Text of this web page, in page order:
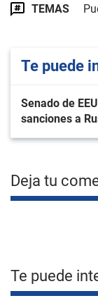
TEMAS
Te puede
Senado de
sanciones a
Deja tu
Te puede